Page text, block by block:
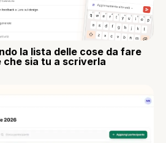
la lista delle cose da fare
sia tu a scriverla